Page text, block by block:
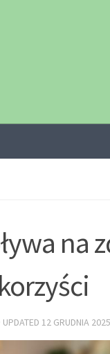
na
· UPDATED 12 GRUDNIA 2025